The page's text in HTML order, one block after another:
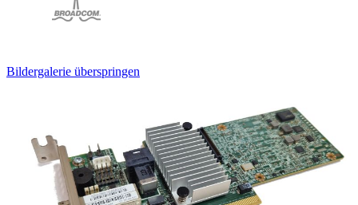
Bildergalerie überspringen